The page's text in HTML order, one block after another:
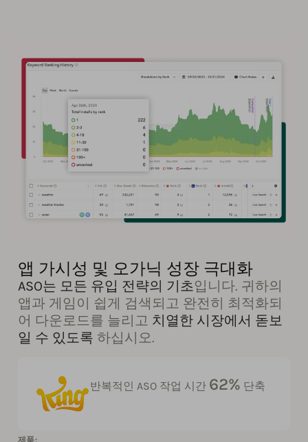
앱 가시성 및 오가닉 성장 극대화
ASO는 모든 유입 전략의 기초입니다. 귀하의
앱과 게임이 쉽게 검색되고 완전히 최적화되
어 다운로드를 늘리고 치열한 시장에서 돋보
일 수 있도록 하십시오.
반복적인 ASO 작업 시간 62% 단축
제품: